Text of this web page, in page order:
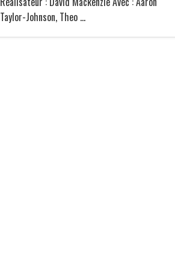
Taylor-Johnson, Theo …